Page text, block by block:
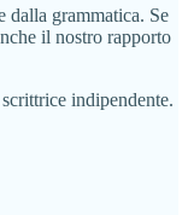
dalla grammatica. Se
il nostro rapporto
indipendente.